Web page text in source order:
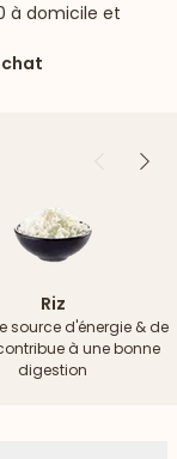
à domicile et
Précédent
Riz
source d'énergie & de
à une bonne
digestion